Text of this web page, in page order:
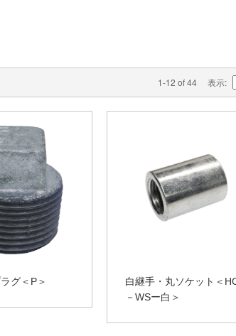
1-12 of 44 表示
グ＜P＞
白継手・丸ソケット＜
－WSー白＞